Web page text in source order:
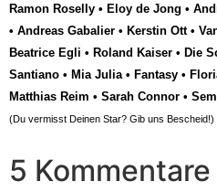
Ramon Roselly • Eloy de Jong •
• Andreas Gabalier • Kerstin Ott•
Beatrice Egli • Roland Kaiser • Die
Santiano • Mia Julia• Fantasy •
Matthias Reim • Sarah Connor •
(Du vermisst Deinen Star? Gib uns Bescheid!)
5 Kommentare